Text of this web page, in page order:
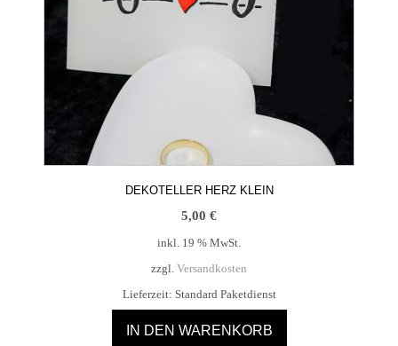
DEKOTELLER HERZ KLEIN
5,00 €
inkl. 19 % MwSt.
zzgl. Versandkosten
Lieferzeit: Standard Paketdienst
IN DEN WARENKORB